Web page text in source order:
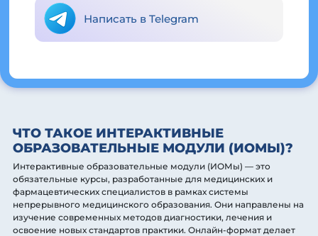
Написать в Telegram
ЧТО ТАКОЕ ИНТЕРАКТИВНЫЕ
ОБРАЗОВАТЕЛЬНЫЕ МОДУЛИ (ИОМЫ)?
Интерактивные образовательные модули (ИОМы) — это
обязательные курсы, разработанные для медицинских и
фармацевтических специалистов в рамках системы
непрерывного медицинского образования. Они направлены на
изучение современных методов диагностики, лечения и
освоение новых стандартов практики. Онлайн-формат делает